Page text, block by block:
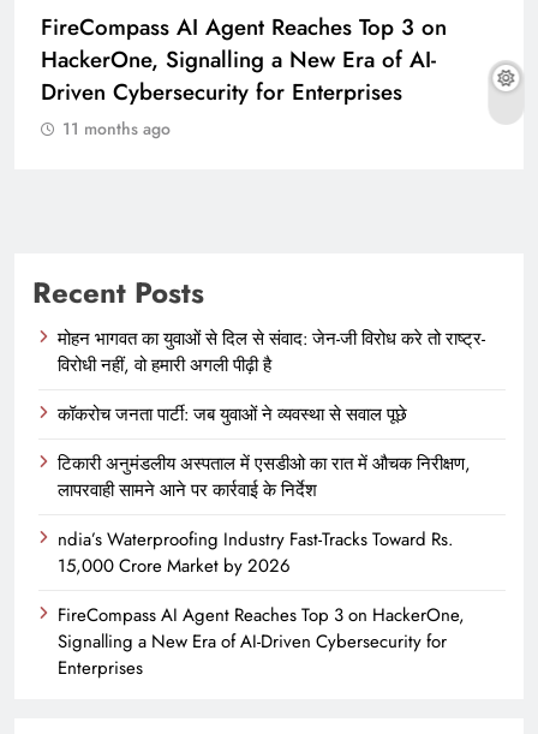
FireCompass AI Agent Reaches Top 3 on
HackerOne, Signalling a New Era of AI-
Driven Cybersecurity for Enterprises
11 months ago
Recent Posts
मोहन भागवत का युवाओं से दिल से संवाद: जेन-जी विरोध करे तो राष्ट्र-
विरोधी नहीं, वो हमारी अगली पीढ़ी है
कॉकरोच जनता पार्टी: जब युवाओं ने व्यवस्था से सवाल पूछे
टिकारी अनुमंडलीय अस्पताल में एसडीओ का रात में औचक निरीक्षण,
लापरवाही सामने आने पर कार्रवाई के निर्देश
ndia’s Waterproofing Industry Fast-Tracks Toward Rs.
15,000 Crore Market by 2026
FireCompass AI Agent Reaches Top 3 on HackerOne,
Signalling a New Era of AI-Driven Cybersecurity for
Enterprises